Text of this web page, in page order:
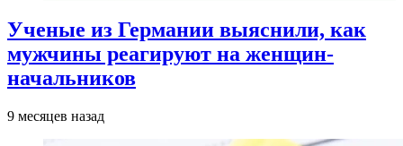
Ученые из Германии выяснили, как
мужчины реагируют на женщин-
начальников
9 месяцев назад